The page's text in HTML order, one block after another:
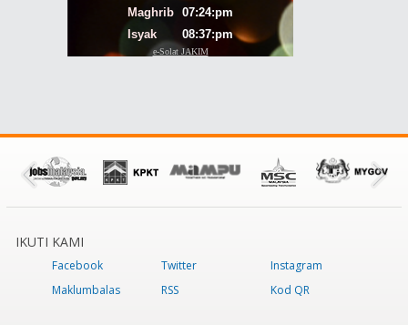
IKUTI KAMI
Facebook Twitter
Instagram
Maklumbalas
RSS Kod QR